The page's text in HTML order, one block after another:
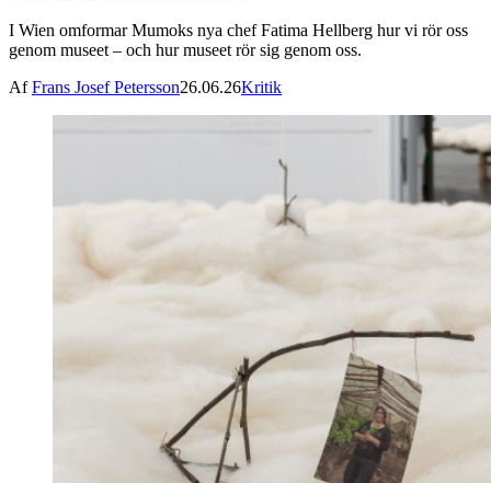
I Wien omformar Mumoks nya chef Fatima Hellberg hur vi rör oss
genom museet – och hur museet rör sig genom oss.
AfFrans Josef Petersson26.06.26Kritik